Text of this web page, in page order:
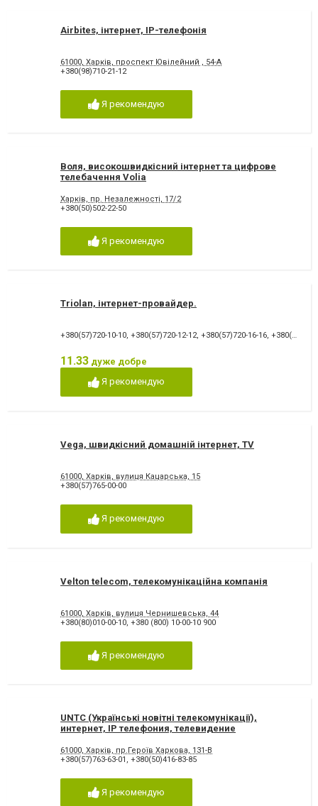
Airbites, інтернет, IP-телефонія
61000, Харків, проспект Ювілейний , 54-А
+380(98)710-21-12
Я рекомендую
Воля, високошвидкісний інтернет та цифрове
телебачення Volia
Харків, пр. Незалежності, 17/2
+380(50)502-22-50
Я рекомендую
Triolan, інтернет-провайдер.
+380(57)720-10-10, +380(57)720-12-12, +380(57)720-16-16, +380(57)720-15-15
11.33 дуже добре
Я рекомендую
Vega, швидкісний домашній інтернет, TV
61000, Харків, вулиця Кацарська, 15
+380(57)765-00-00
Я рекомендую
Velton telecom, телекомунікаційна компанія
61000, Харків, вулиця Чернишевська, 44
+380(80)010-00-10, +380 (800) 10-00-10 900
Я рекомендую
UNTC (Українські новітні телекомунікації),
интернет, IP телефония, телевидение
61000, Харків, пр.Героїв Харкова, 131-В
+380(57)763-63-01 , +380(50)416-83-85
Я рекомендую